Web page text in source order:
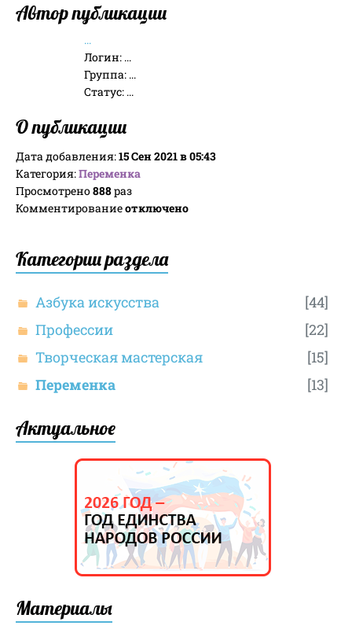
Автор публикации
...
Логин: ...
Группа: ...
Статус: ...
О публикации
Дата добавления:15 Сен 2021 в 05:43
Категория:Переменка
Просмотрено888раз
Комментированиеотключено
Категории раздела
Азбука искусства
[44]
Профессии
[22]
Творческая мастерская
[15]
Переменка
[13]
Актуальное
Материалы